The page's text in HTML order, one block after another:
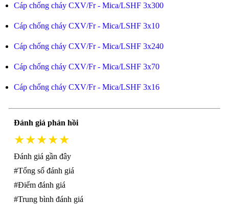
Cáp chống cháy CXV/Fr - Mica/LSHF 3x300
Cáp chống cháy CXV/Fr - Mica/LSHF 3x10
Cáp chống cháy CXV/Fr - Mica/LSHF 3x240
Cáp chống cháy CXV/Fr - Mica/LSHF 3x70
Cáp chống cháy CXV/Fr - Mica/LSHF 3x16
Đánh giá phản hồi
★★★★★
Đánh giá gần đây
#Tổng số đánh giá
#Điểm đánh giá
#Trung bình đánh giá